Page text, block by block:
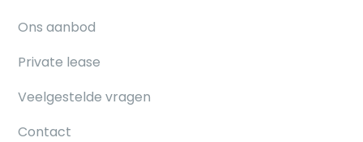
Ons aanbod
Private lease
Veelgestelde vragen
Contact